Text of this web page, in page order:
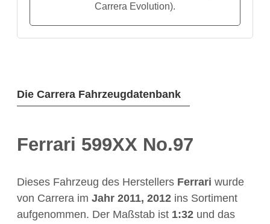
Die Carrera Fahrzeugdatenbank
Ferrari 599XX No.97
Dieses Fahrzeug des Herstellers Ferrari wurde
von Carrera im Jahr 2011, 2012 ins Sortiment
aufgenommen. Der Maßstab ist 1:32 und das
Carrera Evolution).